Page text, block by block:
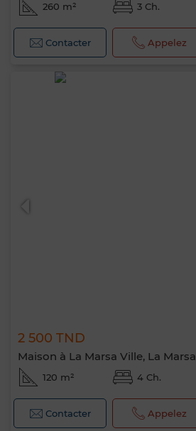
260 m² 3 Ch.
Contacter Appelez
2 500 TND
Maison à La Marsa Ville, La Marsa
120 m² 4 Ch.
Contacter Appelez